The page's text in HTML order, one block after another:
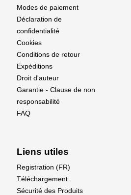
Modes de paiement
Déclaration de
confidentialité
Cookies
Conditions de retour
Expéditions
Droit d'auteur
Garantie - Clause de non
responsabilité
FAQ
Liens utiles
Registration (FR)
Téléchargement
Sécurité des Produits